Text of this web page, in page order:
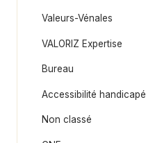
Valeurs-Vénales
VALORIZ Expertise
Bureau
Accessibilité handicapé
Non classé